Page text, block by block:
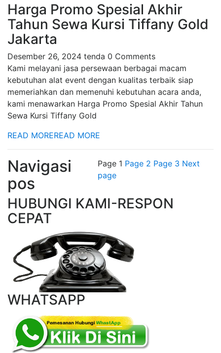
Harga Promo Spesial Akhir
Tahun Sewa Kursi Tiffany Gold
Jakarta
Desember 26, 2024 tenda 0 Comments
Kami melayani jasa persewaan berbagai macam
kebutuhan alat event dengan kualitas terbaik siap
memeriahkan dan memenuhi kebutuhan acara anda,
kami menawarkan Harga Promo Spesial Akhir Tahun
Sewa Kursi Tiffany Gold
READ MOREREAD MORE
Navigasi
pos
Page 1 Page 2 Page 3 Next
page
HUBUNGI KAMI-RESPON
CEPAT
WHATSAPP